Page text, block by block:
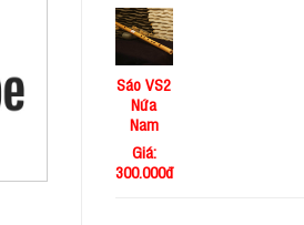
Sáo VS2
Nứa
Nam
Giá:
300.000đ